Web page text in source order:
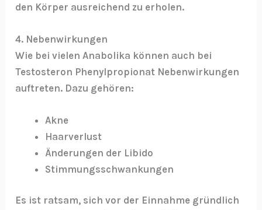
den Körper ausreichend zu erholen.
4. Nebenwirkungen
Wie bei vielen Anabolika können auch bei
Testosteron Phenylpropionat Nebenwirkungen
auftreten. Dazu gehören:
Akne
Haarverlust
Änderungen der Libido
Stimmungsschwankungen
Es ist ratsam, sich vor der Einnahme gründlich